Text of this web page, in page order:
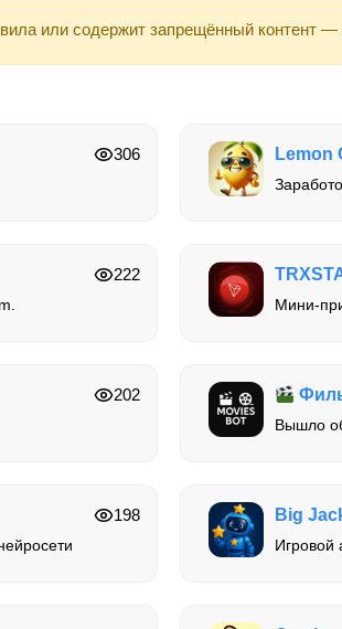
или содержит запрещённый контент
306 Lemon
222
Мини-
202
Вышло
198 Big
Игровой